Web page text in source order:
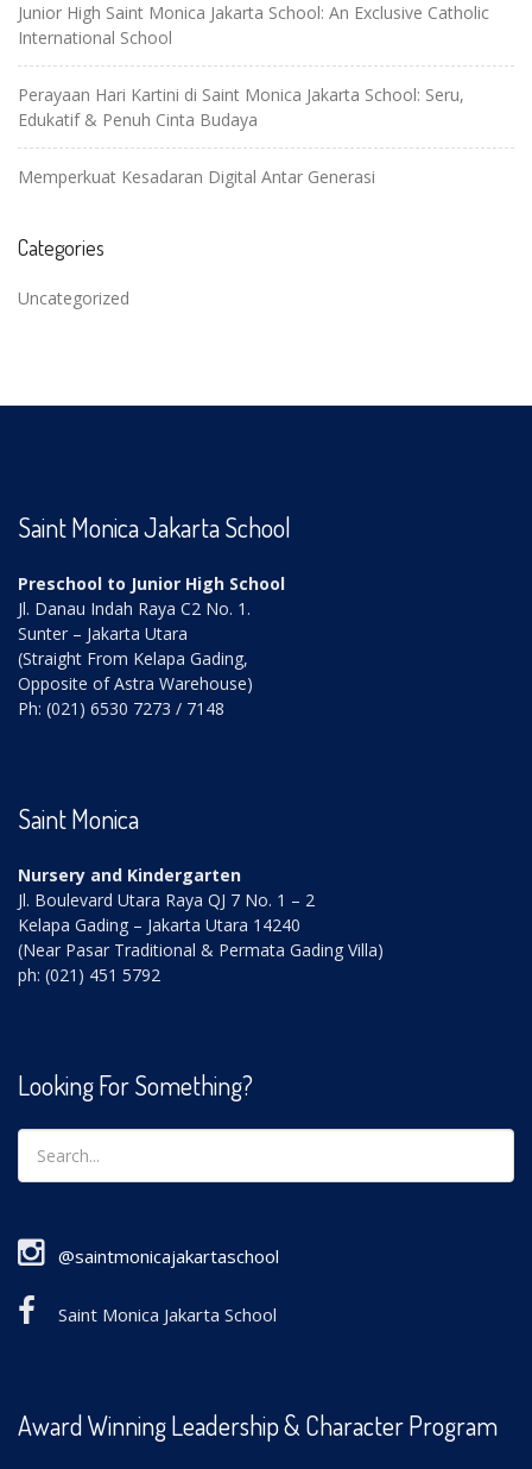
Junior High Saint Monica Jakarta School: An Exclusive Catholic
International School
Perayaan Hari Kartini di Saint Monica Jakarta School: Seru,
Edukatif & Penuh Cinta Budaya
Memperkuat Kesadaran Digital Antar Generasi
Categories
Uncategorized
Saint Monica Jakarta School
Preschool to Junior High School
Jl. Danau Indah Raya C2 No. 1.
Sunter – Jakarta Utara
(Straight From Kelapa Gading,
Opposite of Astra Warehouse)
Ph: (021) 6530 7273 / 7148
Saint Monica
Nursery and Kindergarten
Jl. Boulevard Utara Raya QJ 7 No. 1 – 2
Kelapa Gading – Jakarta Utara 14240
(Near Pasar Traditional & Permata Gading Villa)
ph: (021) 451 5792
Looking For Something?
@saintmonicajakartaschool
Saint Monica Jakarta School
Award Winning Leadership & Character Program